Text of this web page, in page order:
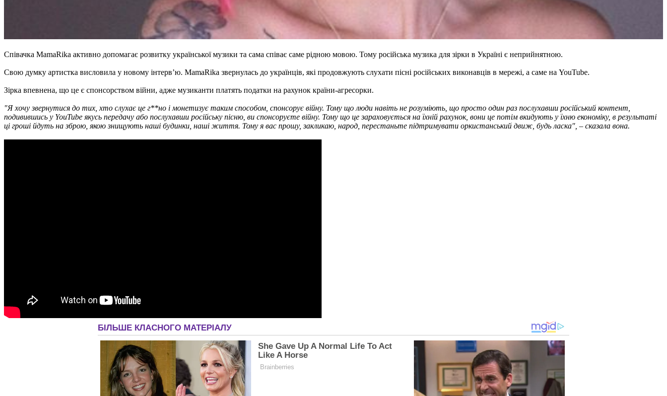
Співачка MamaRika активно допомагає розвитку української музики та сама співає саме рідною мовою. Тому російська музика для зірки в Україні є неприйнятною.
Свою думку артистка висловила у новому інтерв’ю. MamaRika звернулась до українців, які продовжують слухати пісні російських виконавців в мережі, а саме на YouTube.
Зірка впевнена, що це є спонсорством війни, адже музиканти платять податки на рахунок країни-агресорки.
"Я хочу звернутися до тих, хто слухає це г**но і монетизує таким способом, спонсорує війну. Тому що люди навіть не розуміють, що просто один раз послухавши російський контент,
подивившись у YouTube якусь передачу або послухавши російську пісню, ви спонсоруєте війну. Тому що це зараховується на їхній рахунок, вони це потім вкидують у їхню економіку, в результаті
ці гроші йдуть на зброю, якою знищують наші будинки, наші життя. Тому я вас прошу, закликаю, народ, перестаньте підтримувати оркистанський движ, будь ласка", – сказала вона.